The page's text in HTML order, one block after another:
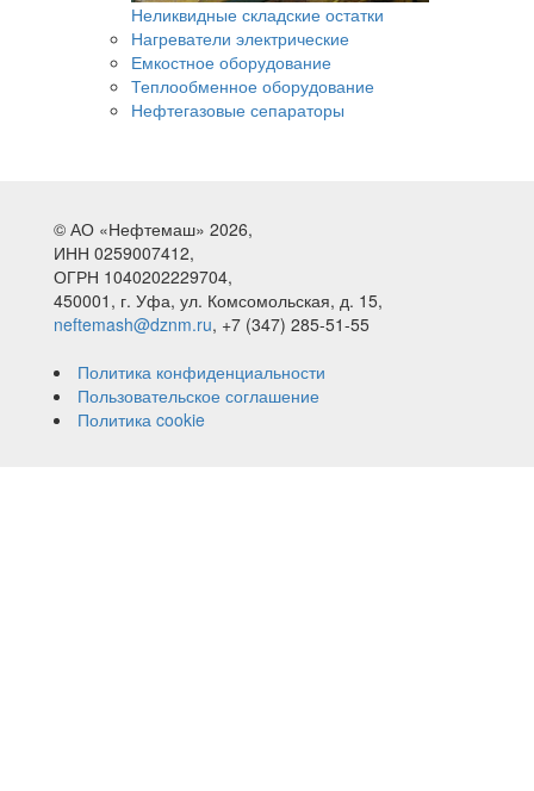
Неликвидные складские остатки
Нагреватели электрические
Емкостное оборудование
Теплообменное оборудование
Нефтегазовые сепараторы
© АО «Нефтемаш» 2026,
ИНН 0259007412,
ОГРН 1040202229704,
450001, г. Уфа, ул. Комсомольская, д. 15,
neftemash@dznm.ru, +7 (347) 285-51-55
Политика конфиденциальности
Пользовательское соглашение
Политика cookie